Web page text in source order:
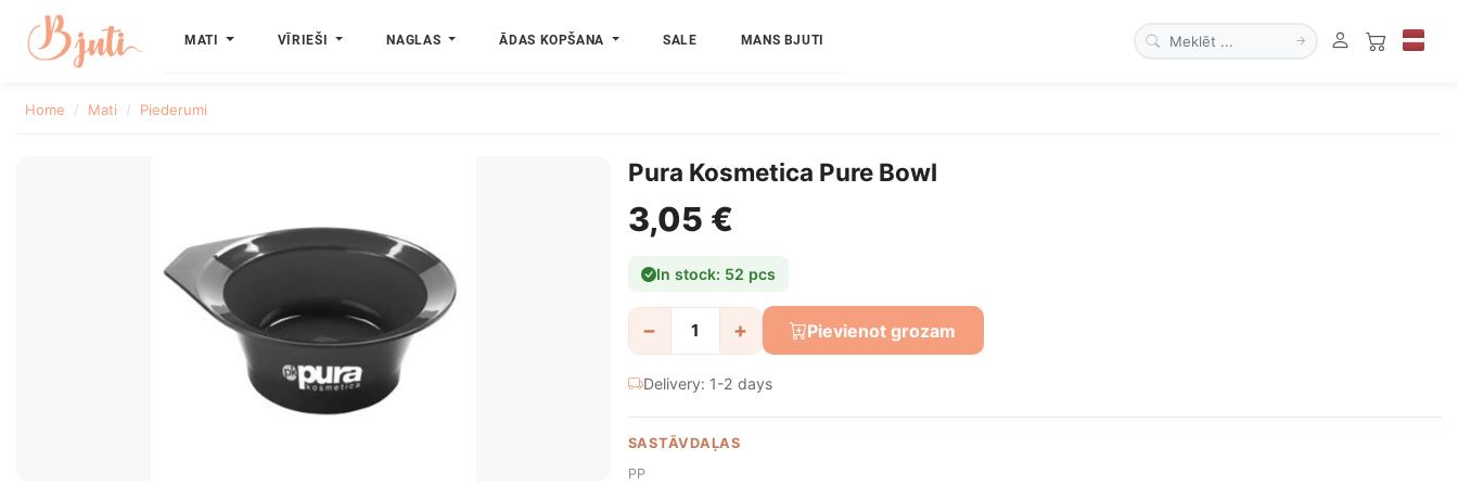
MATI VĪRIEŠI NAGLAS ĀDAS KOPŠANA SALE MANS BJUTI
Home Mati Piederumi
Pura Kosmetica Pure Bowl
3,05 €
In stock: 52 pcs
− + Pievienot grozam
Delivery: 1-2 days
SASTĀVDAĻAS
PP